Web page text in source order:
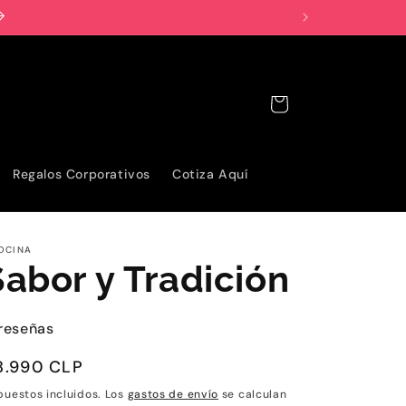
Regalos Corporativos Cotiza Aquí
Carrito
y Tradición
CLP
incluidos. Los gastos de envío se calculan